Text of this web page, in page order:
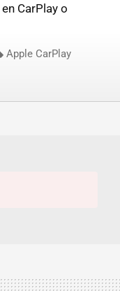
CarPlay o
Apple CarPlay